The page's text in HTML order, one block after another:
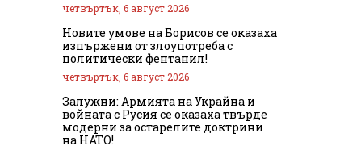
четвъртък, 6 август 2026
Новите умове на Борисов се оказаха
изпържени от злоупотреба с
политически фентанил!
четвъртък, 6 август 2026
Залужни: Армията на Украйна и
войната с Русия се оказаха твърде
модерни за остарелите доктрини
на НАТО!